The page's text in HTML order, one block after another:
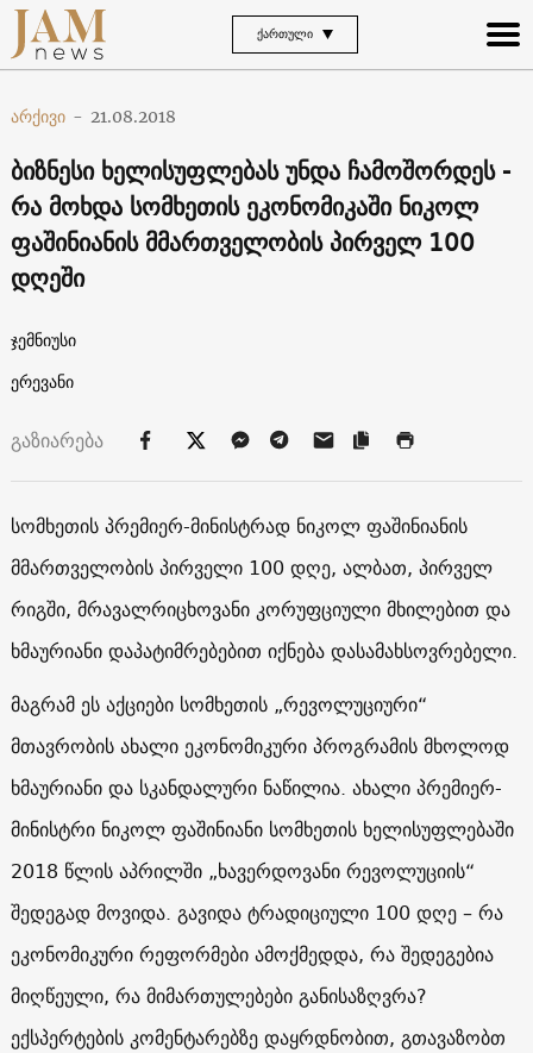
ᲥᲐᲠᲗᲣᲚᲘ
არქივი - 21.08.2018
ბიზნესი ხელისუფლებას უნდა ჩამოშორდეს -
რა მოხდა სომხეთის ეკონომიკაში ნიკოლ
ფაშინიანის მმართველობის პირველ 100
დღეში
ჯემნიუსი
ერევანი
გაზიარება
სომხეთის პრემიერ-მინისტრად ნიკოლ ფაშინიანის
მმართველობის პირველი 100 დღე, ალბათ, პირველ
რიგში, მრავალრიცხოვანი კორუფციული მხილებით და
ხმაურიანი დაპატიმრებებით იქნება დასამახსოვრებელი.
მაგრამ ეს აქციები სომხეთის „რევოლუციური“
მთავრობის ახალი ეკონომიკური პროგრამის მხოლოდ
ხმაურიანი და სკანდალური ნაწილია. ახალი პრემიერ-
მინისტრი ნიკოლ ფაშინიანი სომხეთის ხელისუფლებაში
2018 წლის აპრილში „ხავერდოვანი რევოლუციის“
შედეგად მოვიდა. გავიდა ტრადიციული 100 დღე – რა
ეკონომიკური რეფორმები ამოქმედდა, რა შედეგებია
მიღწეული, რა მიმართულებები განისაზღვრა?
ექსპერტების კომენტარებზე დაყრდნობით, გთავაზობთ